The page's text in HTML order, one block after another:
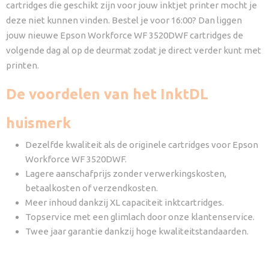
cartridges die geschikt zijn voor jouw inktjet printer mocht je
deze niet kunnen vinden. Bestel je voor 16:00? Dan liggen
jouw nieuwe Epson Workforce WF 3520DWF cartridges de
volgende dag al op de deurmat zodat je direct verder kunt met
printen.
De voordelen van het InktDL
huismerk
Dezelfde kwaliteit als de originele cartridges voor Epson
Workforce WF 3520DWF.
Lagere aanschafprijs zonder verwerkingskosten,
betaalkosten of verzendkosten.
Meer inhoud dankzij XL capaciteit inktcartridges.
Topservice met een glimlach door onze klantenservice.
Twee jaar garantie dankzij hoge kwaliteitstandaarden.